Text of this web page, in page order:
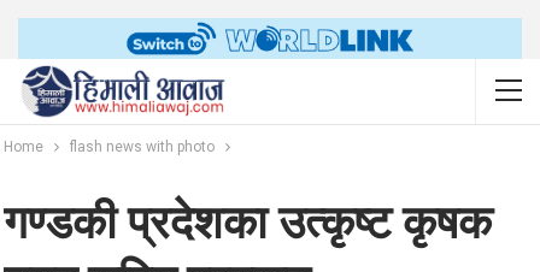
Home flash news with photo
गण्डकी प्रदेशका उत्कृष्ट कृषक